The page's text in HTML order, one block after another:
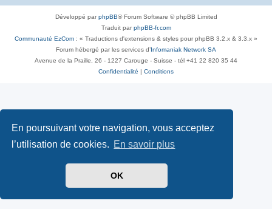
En poursuivant votre navigation, vous acceptez
l’utilisation de cookies. En savoir plus
OK
Développé parphpBB® Forum Software © phpBB Limited
Traduit parphpBB-fr.com
Communauté EzCom : « Traductions d'extensions & styles pour phpBB 3.2.x & 3.3.x »
Forum hébergé par les services d’ Infomaniak Network SA
Avenue de la Praille, 26 - 1227 Carouge - Suisse - tél +41 22 820 35 44
Confidentialité
Conditions